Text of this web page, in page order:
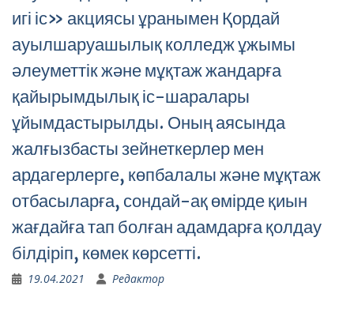
игі іс» акциясы ұранымен Қордай
ауылшаруашылық колледж ұжымы
әлеуметтік және мұқтаж жандарға
қайырымдылық іс-шаралары
ұйымдастырылды. Оның аясында
жалғызбасты зейнеткерлер мен
ардагерлерге, көпбалалы және мұқтаж
отбасыларға, сондай-ақ өмірде қиын
жағдайға тап болған адамдарға қолдау
білдіріп, көмек көрсетті.
19.04.2021 Редактор